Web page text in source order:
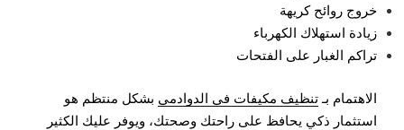
خروج روائح كريهة
زيادة استهلاك الكهرباء
تراكم الغبار على الفتحات
الاهتمام بـ تنظيف مكيفات في الدوادمي بشكل منتظم هو
استثمار ذكي يحافظ على راحتك وصحتك، ويوفر عليك الكثير